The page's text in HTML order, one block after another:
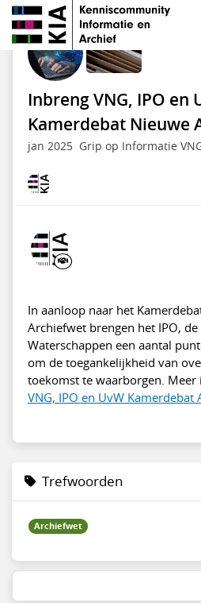
Nieuwe Archiefwet
Inbreng VNG, IPO en
Kamerdebat Nieuwe
jan 2025 Grip op Informatie
In aanloop naar het
Archiefwet brengen het IPO, de
Waterschappen een aantal
om de toegankelijkheid van
toekomst te waarborgen. Meer
VNG, IPO en UvW
Trefwoorden
Archiefwet